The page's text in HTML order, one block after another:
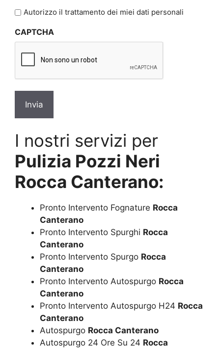
l'informativa
privacy
Autorizzo il trattamento dei miei dati personali
CAPTCHA
I nostri servizi per
Pulizia Pozzi Neri
Rocca Canterano:
Pronto Intervento Fognature Rocca
Canterano
Pronto Intervento Spurghi Rocca
Canterano
Pronto Intervento Spurgo Rocca
Canterano
Pronto Intervento Autospurgo Rocca
Canterano
Pronto Intervento Autospurgo H24 Rocca
Canterano
Autospurgo Rocca Canterano
Autospurgo 24 Ore Su 24 Rocca